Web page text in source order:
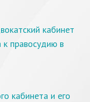
кабинет
правосудию в
кабинета и его